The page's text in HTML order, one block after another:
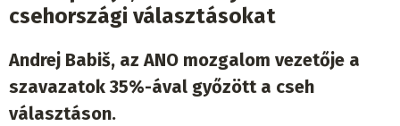
csehországi választásokat
Andrej Babiš, az ANO mozgalom vezetője a
szavazatok 35%-ával győzött a cseh
választáson.